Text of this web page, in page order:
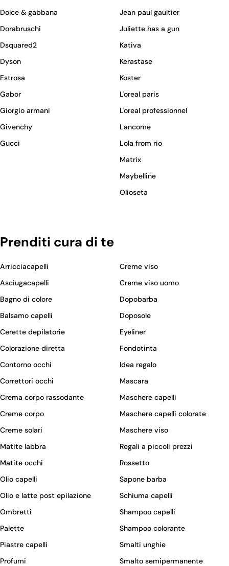
Dolce & gabbana
Dorabruschi
Dsquared2
Dyson
Estrosa
Gabor
Giorgio armani
Givenchy
Gucci
Jean paul gaultier
Juliette has a gun
Kativa
Kerastase
Koster
L'oreal paris
L'oreal professionnel
Lancome
Lola from rio
Matrix
Maybelline
Olioseta
Prenditi cura di te
Arricciacapelli
Asciugacapelli
Bagno di colore
Balsamo capelli
Cerette depilatorie
Colorazione diretta
Contorno occhi
Correttori occhi
Crema corpo rassodante
Creme corpo
Creme solari
Creme viso
Creme viso uomo
Dopobarba
Doposole
Eyeliner
Fondotinta
Idea regalo
Mascara
Maschere capelli
Maschere capelli colorate
Maschere viso
Matite labbra
Matite occhi
Olio capelli
Olio e latte post epilazione
Ombretti
Palette
Piastre capelli
Profumi
Regali a piccoli prezzi
Rossetto
Sapone barba
Schiuma capelli
Shampoo capelli
Shampoo colorante
Smalti unghie
Smalto semipermanente